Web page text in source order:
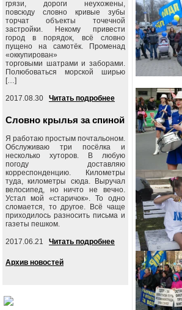
грязи, дороги неухожены,
повсюду словно кривые зубы
торчат объекты точечной
застройки. Некому привести
город в порядок, всё словно
пущено на самотёк. Променад
«оккупирован»
торговыми шатрами и заборами.
Полюбоваться морской ширью
[…]
2017.08.30 Читать подробнее
Словно крылья за спиной
Я работаю простым почтальоном.
Обслуживаю три посёлка и
несколько хуторов. В любую
погоду доставляю
корреспонденцию. Километры
туда, километры сюда. Выручал
велосипед, но ничто не вечно.
Устал мой «старичок». То одно
сломается, то другое. Всё чаще
приходилось разносить письма и
газеты пешком.
2017.06.21 Читать подробнее
Архив новостей